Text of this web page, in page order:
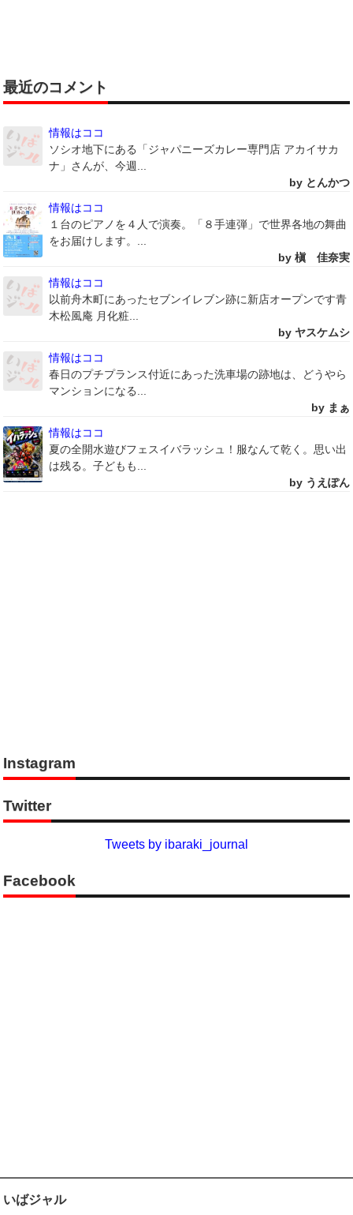
最近のコメント
情報はココ
ソシオ地下にある「ジャパニーズカレー専門店 アカイサカ
ナ」さんが、今週...
by とんかつ
情報はココ
１台のピアノを４人で演奏。「８手連弾」で世界各地の舞曲
をお届けします。...
by 槇 佳奈実
情報はココ
以前舟木町にあったセブンイレブン跡に新店オープンです青
木松風庵 月化粧...
by ヤスケムシ
情報はココ
春日のプチプランス付近にあった洗車場の跡地は、どうやら
マンションになる...
by まぁ
情報はココ
夏の全開水遊びフェスイバラッシュ！服なんて乾く。思い出
は残る。子どもも...
by うえぽん
Instagram
Twitter
Tweets by ibaraki_journal
Facebook
いばジャル